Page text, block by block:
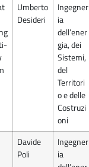
Umberto
Desideri
Ingegner
ia
dell’ener
gia, dei
Sistemi,
del
Territori
o e delle
Costruzi
oni
Davide
Poli
Ingegner
ia